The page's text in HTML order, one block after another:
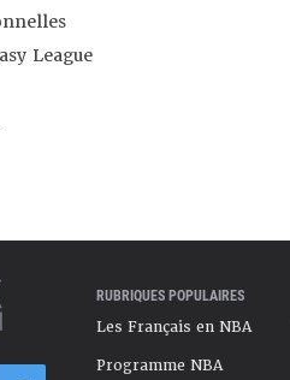
League
RUBRIQUES POPULAIRES
Les Français en NBA
Programme NBA